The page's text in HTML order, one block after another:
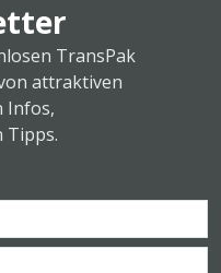
TransPak
attraktiven
Infos,
Tipps.